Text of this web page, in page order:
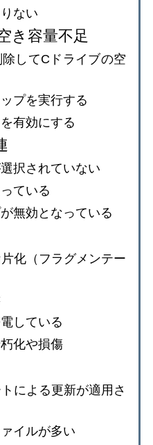
ない
き容量不足
してCドライブの空
プを実行する
有効にする
択されていない
ている
無効となっている
化（フラグメンテー
している
化や損傷
による更新が適用さ
イルが多い